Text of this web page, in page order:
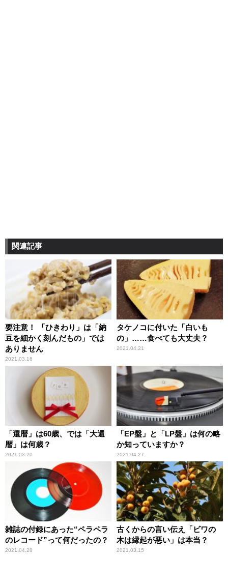
関連記事
要注意！ 「ひきわり」は「納
豆を細かく刻んだもの」では
ありません
2021.03.16
タケノコに付いた「白いも
の」……食べても大丈夫？
2021.04.21
「還暦」は60歳、では「大還
暦」は何歳？
2021.03.20
「EP盤」と「LP盤」は何の略
か知っていますか？
2021.04.27
雑誌の付録にあった“ペラペラ
のレコード”って何だったの？
2021.04.28
古くからの言い伝え「ビワの
木は縁起が悪い」は本当？
2021.03.15